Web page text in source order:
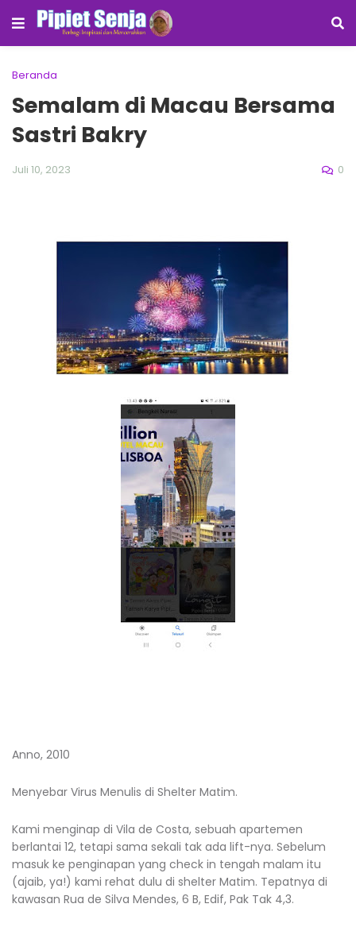
Beranda
Semalam di Macau Bersama
Sastri Bakry
Juli 10, 2023 0
Anno, 2010
Menyebar Virus Menulis di Shelter Matim.
Kami menginap di Vila de Costa, sebuah apartemen
berlantai 12, tetapi sama sekali tak ada lift-nya. Sebelum
masuk ke penginapan yang check in tengah malam itu
(ajaib, ya!) kami rehat dulu di shelter Matim. Tepatnya di
kawasan Rua de Silva Mendes, 6 B, Edif, Pak Tak 4,3.